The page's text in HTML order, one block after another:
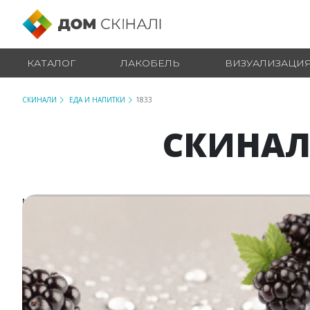
КАТАЛОГ ЛАКОБЕЛЬ
СКИНАЛИ ЕДА И НАПИТКИ 1833
№ 1833